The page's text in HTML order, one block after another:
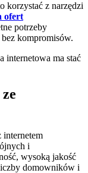
korzystać z narzędzi
ofert
potrzeby
kompromisów.
internetowa ma stać
internetem
i
wysoką jakość
domowników i